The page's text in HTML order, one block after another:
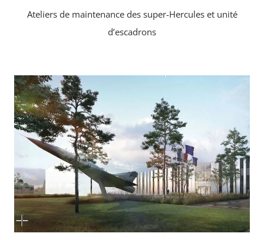
Ateliers de maintenance des super-Hercules et unité
d’escadrons